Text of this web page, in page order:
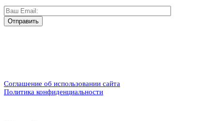
Соглашение об использовании сайта
Политика конфиденциальности